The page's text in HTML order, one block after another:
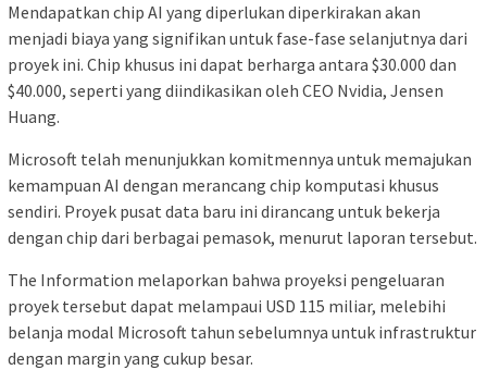
Mendapatkan chip AI yang diperlukan diperkirakan akan
menjadi biaya yang signifikan untuk fase-fase selanjutnya dari
proyek ini. Chip khusus ini dapat berharga antara $30.000 dan
$40.000, seperti yang diindikasikan oleh CEO Nvidia, Jensen
Huang.
Microsoft telah menunjukkan komitmennya untuk memajukan
kemampuan AI dengan merancang chip komputasi khusus
sendiri. Proyek pusat data baru ini dirancang untuk bekerja
dengan chip dari berbagai pemasok, menurut laporan tersebut.
The Information melaporkan bahwa proyeksi pengeluaran
proyek tersebut dapat melampaui USD 115 miliar, melebihi
belanja modal Microsoft tahun sebelumnya untuk infrastruktur
dengan margin yang cukup besar.